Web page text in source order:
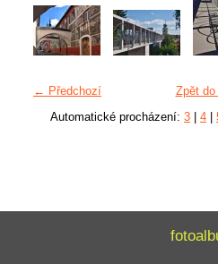
← Předchozí
Zpět
Automatické procházení: 3 | 4 |